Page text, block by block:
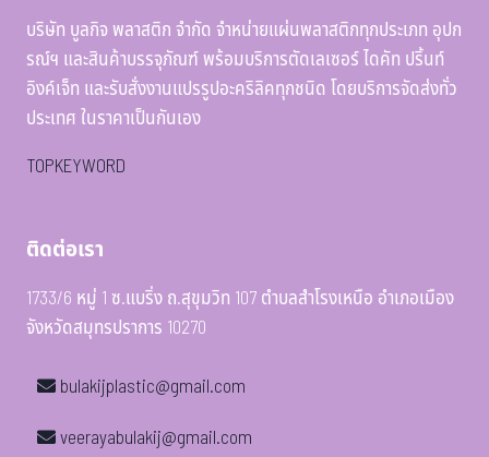
บริษัท บูลกิจ พลาสติก จำกัด จำหน่ายแผ่นพลาสติกทุกประเภท อุปก
รณ์ฯ และสินค้าบรรจุภัณฑ์ พร้อมบริการตัดเลเซอร์ ไดคัท ปริ้นท์
อิงค์เจ็ท และรับสั่งงานแปรรูปอะคริลิคทุกชนิด โดยบริการจัดส่งทั่ว
ประเทศ ในราคาเป็นกันเอง
TOPKEYWORD
ติดต่อเรา
1733/6 หมู่ 1 ซ.แบริ่ง ถ.สุขุมวิท 107 ตำบลสำโรงเหนือ อำเภอเมือง
จังหวัดสมุทรปราการ 10270
bulakijplastic@gmail.com
veerayabulakij@gmail.com